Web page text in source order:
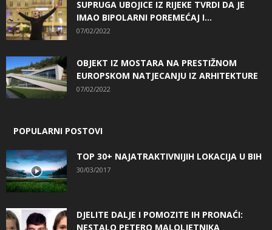
SUPRUGA UBOJICE IZ RIJEKE TVRDI DA JE
IMAO BIPOLARNI POREMEĆAJ I...
07/02/2022
OBJEKT IZ MOSTARA NA PRESTIŽNOM
EUROPSKOM NATJECANJU IZ ARHITEKTURE
07/02/2022
POPULARNI POSTOVI
TOP 30+ NAJATRAKTIVNIJIH LOKACIJA U BIH
30/03/2017
DJELITE DALJE I POMOZITE IH PRONAĆI:
NESTALO PETERO MALOLJETNIKA